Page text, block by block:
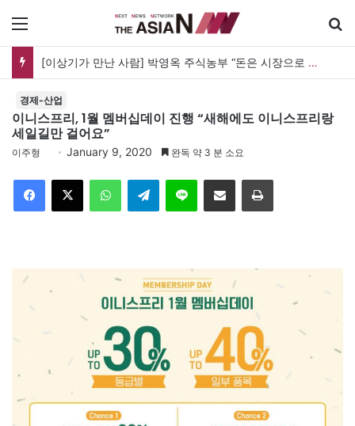
[이상기가 만난 사람] 박영옥 주식농부 “돈은 시장으로 갔지만, 투자는 사라지고 거래만 남았다”
경제-산업
이니스프리, 1월 멤버십데이 진행 “새해에도 이니스프리랑
세일길만 걸어요”
이주형 January 9, 2020 완독 약 3 분 소요
Telegram 이메일